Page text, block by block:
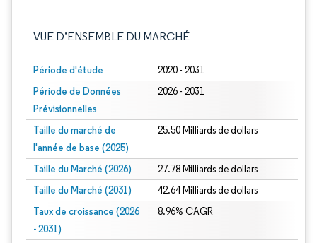
VUE D’ENSEMBLE DU MARCHÉ
Période d'étude 2020 - 2031
Période de Données
Prévisionnelles
2026 - 2031
Taille du marché de
l'année de base (2025)
25.50 Milliards de dollars
Taille du Marché (2026) 27.78 Milliards de dollars
Taille du Marché (2031) 42.64 Milliards de dollars
Taux de croissance (2026
- 2031)
8.96% CAGR